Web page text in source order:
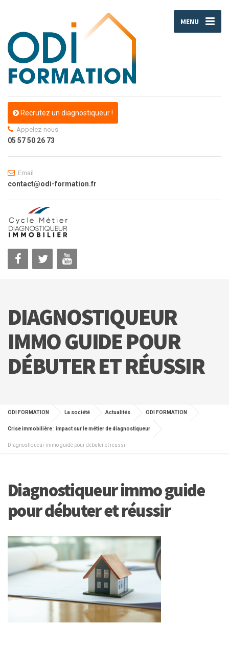
MENU
Recrutez un diagnostiqueur !
Appelez-nous
05 57 50 26 73
Email
contact@odi-formation.fr
DIAGNOSTIQUEUR
IMMO GUIDE POUR
DÉBUTER ET RÉUSSIR
ODI FORMATION La société Actualités ODI FORMATION
Crise immobilière : impact sur le métier de diagnostiqueur
Diagnostiqueur immo guide pour débuter et réussir
Diagnostiqueur immo guide
pour débuter et réussir